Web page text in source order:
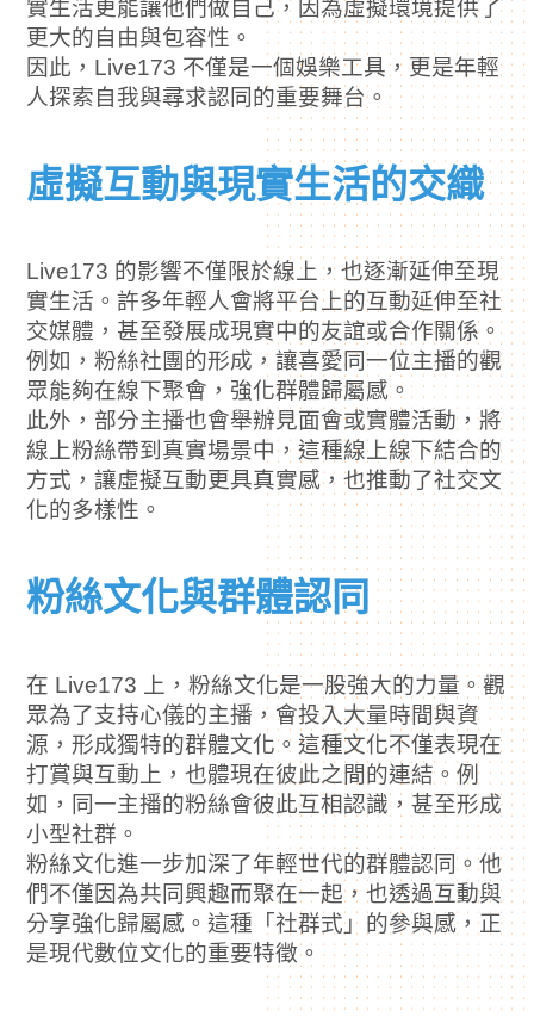
實生活更能讓他們做自己，因為虛擬環境提供了
更大的自由與包容性。
因此，Live173 不僅是一個娛樂工具，更是年輕
人探索自我與尋求認同的重要舞台。
虛擬互動與現實生活的交織
Live173 的影響不僅限於線上，也逐漸延伸至現
實生活。許多年輕人會將平台上的互動延伸至社
交媒體，甚至發展成現實中的友誼或合作關係。
例如，粉絲社團的形成，讓喜愛同一位主播的觀
眾能夠在線下聚會，強化群體歸屬感。
此外，部分主播也會舉辦見面會或實體活動，將
線上粉絲帶到真實場景中，這種線上線下結合的
方式，讓虛擬互動更具真實感，也推動了社交文
化的多樣性。
粉絲文化與群體認同
在 Live173 上，粉絲文化是一股強大的力量。觀
眾為了支持心儀的主播，會投入大量時間與資
源，形成獨特的群體文化。這種文化不僅表現在
打賞與互動上，也體現在彼此之間的連結。例
如，同一主播的粉絲會彼此互相認識，甚至形成
小型社群。
粉絲文化進一步加深了年輕世代的群體認同。他
們不僅因為共同興趣而聚在一起，也透過互動與
分享強化歸屬感。這種「社群式」的參與感，正
是現代數位文化的重要特徵。